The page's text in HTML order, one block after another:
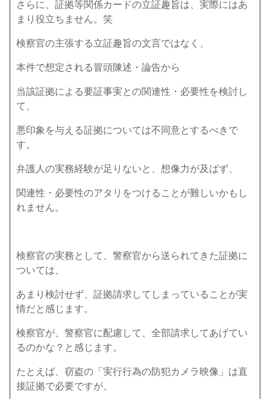
さらに、証拠等関係カードの立証趣旨は、実際にはあ
まり役立ちません。笑
検察官の主張する立証趣旨の文言ではなく、
本件で想定される冒頭陳述・論告から
当該証拠による要証事実との関連性・必要性を検討し
て、
悪印象を与える証拠については不同意とするべきで
す。
弁護人の実務経験が足りないと、想像力が及ばず、
関連性・必要性のアタリをつけることが難しいかもし
れません。
検察官の実務として、警察官から送られてきた証拠に
ついては、
あまり検討せず、証拠請求してしまっていることが実
情だと感じます。
検察官が、警察官に配慮して、全部請求してあげてい
るのかな？と感じます。
たとえば、窃盗の「実行行為の防犯カメラ映像」は直
接証拠で必要ですが、